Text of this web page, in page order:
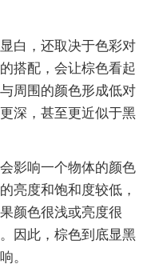
白，还取决于色彩对
搭配，会让棕色看起
周围的颜色形成低对
深，甚至更近似于黑
影响一个物体的颜色
亮度和饱和度较低，
颜色很浅或亮度很
因此，棕色到底显黑
。